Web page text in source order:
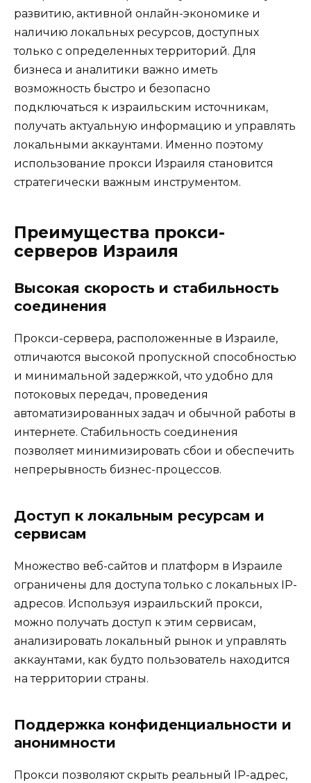
развитию, активной онлайн-экономике и
наличию локальных ресурсов, доступных
только с определенных территорий. Для
бизнеса и аналитики важно иметь
возможность быстро и безопасно
подключаться к израильским источникам,
получать актуальную информацию и управлять
локальными аккаунтами. Именно поэтому
использование прокси Израиля становится
стратегически важным инструментом.
Преимущества прокси-
серверов Израиля
Высокая скорость и стабильность
соединения
Прокси-сервера, расположенные в Израиле,
отличаются высокой пропускной способностью
и минимальной задержкой, что удобно для
потоковых передач, проведения
автоматизированных задач и обычной работы в
интернете. Стабильность соединения
позволяет минимизировать сбои и обеспечить
непрерывность бизнес-процессов.
Доступ к локальным ресурсам и
сервисам
Множество веб-сайтов и платформ в Израиле
ограничены для доступа только с локальных IP-
адресов. Используя израильский прокси,
можно получать доступ к этим сервисам,
анализировать локальный рынок и управлять
аккаунтами, как будто пользователь находится
на территории страны.
Поддержка конфиденциальности и
анонимности
Прокси позволяют скрыть реальный IP-адрес,